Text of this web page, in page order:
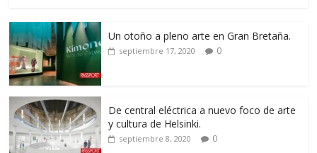
Un otoño a pleno arte en Gran Bretaña.
septiembre 17, 2020 0
De central eléctrica a nuevo foco de arte
y cultura de Helsinki.
septiembre 8, 2020 0